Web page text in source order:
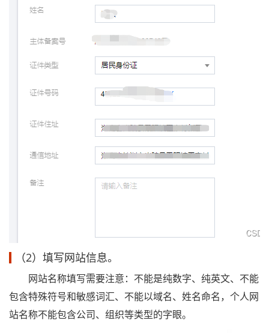
（2）填写网站信息。
网站名称填写需要注意：不能是纯数字、纯英文、不能
包含特殊符号和敏感词汇、不能以域名、姓名命名，个人网
站名称不能包含公司、组织等类型的字眼。